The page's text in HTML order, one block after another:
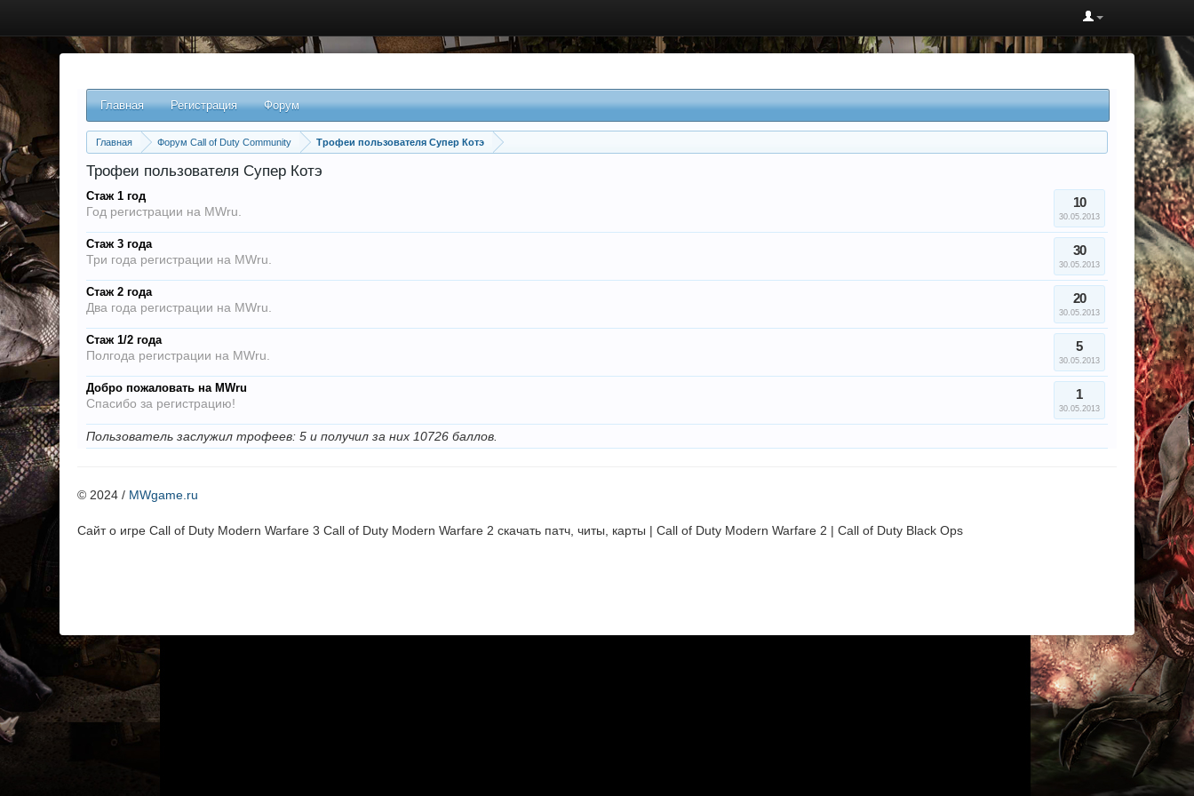
Главная Регистрация Форум
Главная Форум Call of Duty Community Трофеи пользователя Супер Котэ
Трофеи пользователя Супер Котэ
Стаж 1 год
Год регистрации на MWru.
10
30.05.2013
Стаж 3 года
Три года регистрации на MWru.
30
30.05.2013
Стаж 2 года
Два года регистрации на MWru.
20
30.05.2013
Стаж 1/2 года
Полгода регистрации на MWru.
5
30.05.2013
Добро пожаловать на MWru
Спасибо за регистрацию!
1
30.05.2013
Пользователь заслужил трофеев: 5 и получил за них 10726 баллов.
© 2024 / MWgame.ru
Cайт о игре Call of Duty Modern Warfare 3 Call of Duty Modern Warfare 2 cкачать патч, читы, карты | Call of Duty Modern Warfare 2 | Call of Duty Black Ops